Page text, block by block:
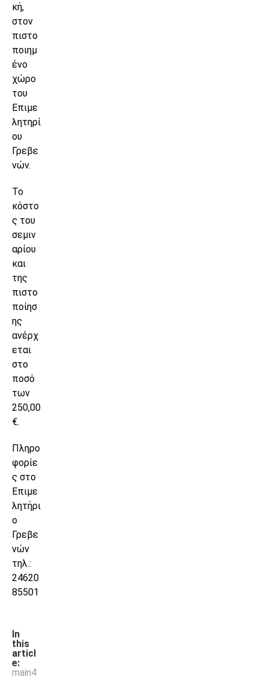
κή,
στον
πιστο
ποιημ
ένο
χώρο
του
Επιμε
λητηρί
ου
Γρεβε
νών.
Το
κόστο
ς του
σεμιν
αρίου
και
της
πιστο
ποίησ
ης
ανέρχ
εται
στο
ποσό
των
250,00
€.
Πληρο
φορίε
ς στο
Επιμε
λητήρι
ο
Γρεβε
νών
τηλ.:
24620
85501
In
this
articl
e:
main4